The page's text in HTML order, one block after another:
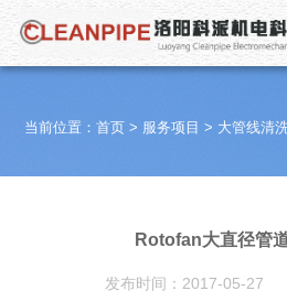
当前位置：首页 > 服务项目 > 大管线清
Rotofan大直径管
发布时间：2017-05-27